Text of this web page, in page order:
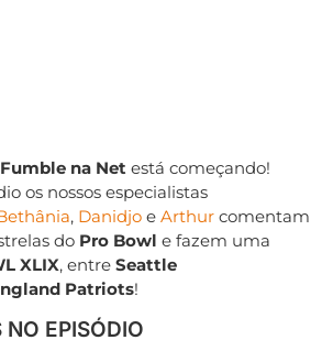
Fumble na Net está começando!
os nossos especialistas
, Danidjo e Arthur comentam
do Pro Bowl e fazem uma
XLIX, entre Seattle
Patriots!
EPISÓDIO